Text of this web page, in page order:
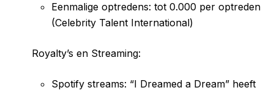
Eenmalige optredens: tot 0.000 per optreden
(Celebrity Talent International)
Royalty’s en Streaming:
Spotify streams: “I Dreamed a Dream” heeft